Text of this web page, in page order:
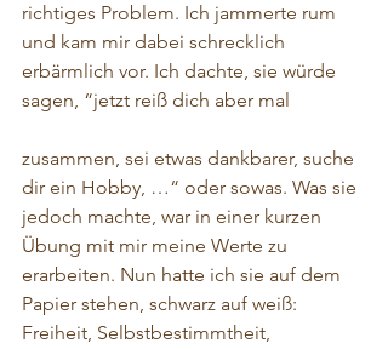
richtiges Problem. Ich jammerte rum
und kam mir dabei schrecklich
erbärmlich vor. Ich dachte, sie würde
sagen, “jetzt reiß dich aber mal
zusammen, sei etwas dankbarer, suche
dir ein Hobby, …“ oder sowas. Was sie
jedoch machte, war in einer kurzen
Übung mit mir meine Werte zu
erarbeiten. Nun hatte ich sie auf dem
Papier stehen, schwarz auf weiß:
Freiheit, Selbstbestimmtheit,